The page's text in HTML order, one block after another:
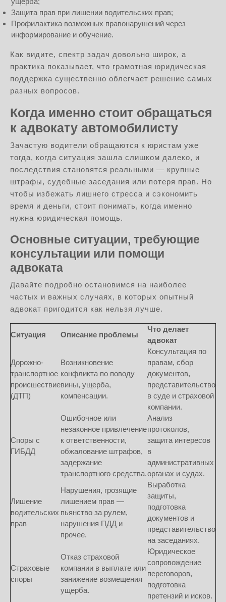
Защита прав при лишении водительских прав;
Профилактика возможных правонарушений через
информирование и обучение.
Как видите, спектр задач довольно широк, а
практика показывает, что грамотная юридическая
поддержка существенно облегчает решение самых
разных вопросов.
Когда именно стоит обращаться
к адвокату автомобилисту
Зачастую водители обращаются к юристам уже
тогда, когда ситуация зашла слишком далеко, и
последствия становятся реальными — крупные
штрафы, судебные заседания или потеря прав. Но
чтобы избежать лишнего стресса и сэкономить
время и деньги, стоит понимать, когда именно
нужна юридическая помощь.
Основные ситуации, требующие
консультации или помощи
адвоката
Давайте подробно остановимся на наиболее
частых и важных случаях, в которых опытный
адвокат пригодится как нельзя лучше.
Ситуация Описание проблемы
Что делает
адвокат
Дорожно-
транспортное
происшествие
(ДТП)
Возникновение
конфликта по поводу
вины, ущерба,
компенсации.
Консультация по
правам, сбор
документов,
представительство
в суде и страховой
компании.
Споры с
ГИБДД
Ошибочное или
незаконное привлечение
к ответственности,
обжалование штрафов,
задержание
транспортного средства.
Анализ
протоколов,
защита интересов
в
административных
органах и судах.
Лишение
водительских
прав
Нарушения, грозящие
лишением прав —
пьянство за рулем,
нарушения ПДД и
прочее.
Выработка
защиты,
подготовка
документов и
представительство
на заседаниях.
Страховые
споры
Отказ страховой
компании в выплате или
занижение возмещения
ущерба.
Юридическое
сопровождение
переговоров,
подготовка
претензий и исков.